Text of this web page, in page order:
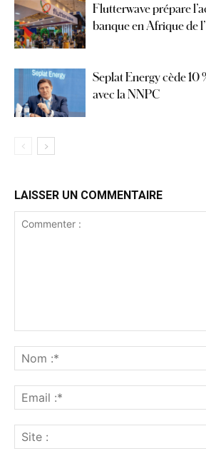
Flutterwave prépare
banque en Afrique de
Seplat Energy cède 10
avec la NNPC
LAISSER UN COMMENTAIRE